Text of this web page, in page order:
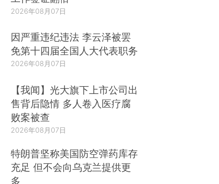
2026年08月07日
因严重违纪违法 李云泽被罢
免第十四届全国人大代表职务
2026年08月07日
【我闻】光大旗下上市公司出
售背后隐情 多人卷入医疗腐
败案被查
2026年08月07日
特朗普坚称美国防空弹药库存
充足 但不会向乌克兰提供更
多